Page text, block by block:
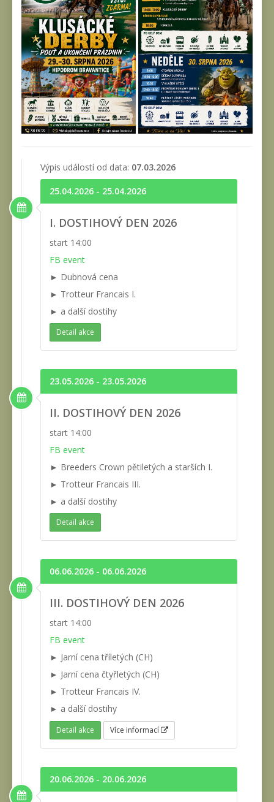
Výpis událostí od data: 07.03.2026
25.04.2026 - 25.04.2026
I. DOSTIHOVÝ DEN 2026
start 14:00
FB event
► Dubnová cena
► Trotteur Francais I.
► a další dostihy
Detail akce
23.05.2026 - 23.05.2026
II. DOSTIHOVÝ DEN 2026
start 14:00
FB event
► Breeders Crown pětiletých a starších I.
► Trotteur Francais III.
► a další dostihy
Detail akce
06.06.2026 - 06.06.2026
III. DOSTIHOVÝ DEN 2026
start 14:00
FB event
► Jarní cena tříletých (CH)
► Jarní cena čtyřletých (CH)
► Trotteur Francais IV.
► a další dostihy
Detail akce Více informací
20.06.2026 - 20.06.2026